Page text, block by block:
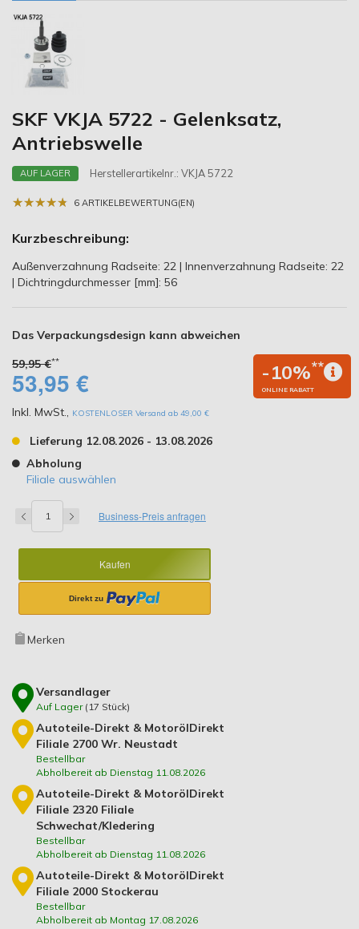
SKF VKJA 5722 - Gelenksatz,
Antriebswelle
AUF LAGER Herstellerartikelnr.: VKJA 5722
★★★★★
★★★★★ 6 ARTIKELBEWERTUNG(EN)
Kurzbeschreibung:
Außenverzahnung Radseite: 22 | Innenverzahnung Radseite: 22
| Dichtringdurchmesser [mm]: 56
Das Verpackungsdesign kann abweichen
59,95 €** -10%**
ONLINE RABATT
53,95 €
Inkl. MwSt., KOSTENLOSER Versand ab 49,00 €
Lieferung 12.08.2026 - 13.08.2026
Abholung
Filiale auswählen
Business-Preis anfragen
Kaufen
Merken
Versandlager
Auf Lager (17 Stück)
Autoteile-Direkt & MotorölDirekt
Filiale 2700 Wr. Neustadt
Bestellbar
Abholbereit ab Dienstag 11.08.2026
Autoteile-Direkt & MotorölDirekt
Filiale 2320 Filiale
Schwechat/Kledering
Bestellbar
Abholbereit ab Dienstag 11.08.2026
Autoteile-Direkt & MotorölDirekt
Filiale 2000 Stockerau
Bestellbar
Abholbereit ab Montag 17.08.2026